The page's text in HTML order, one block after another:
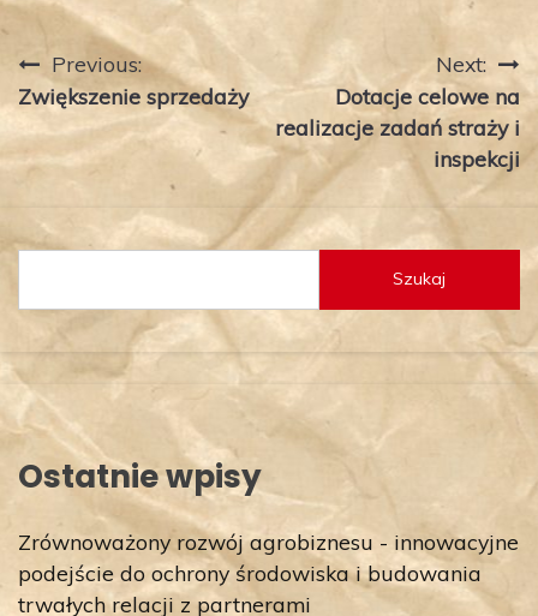
Nawigacja
wpisu
Previous:
Zwiększenie sprzedaży
Next:
Dotacje celowe na
realizacje zadań straży i
inspekcji
Szukaj
Ostatnie wpisy
Zrównoważony rozwój agrobiznesu - innowacyjne
podejście do ochrony środowiska i budowania
trwałych relacji z partnerami